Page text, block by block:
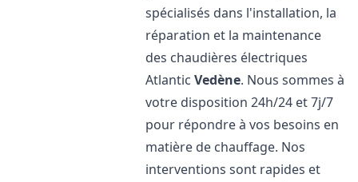
spécialisés dans l'installation, la
réparation et la maintenance
des chaudières électriques
AtlanticVedène. Nous sommes à
votre disposition 24h/24 et 7j/7
pour répondre à vos besoins en
matière de chauffage. Nos
interventions sont rapides et